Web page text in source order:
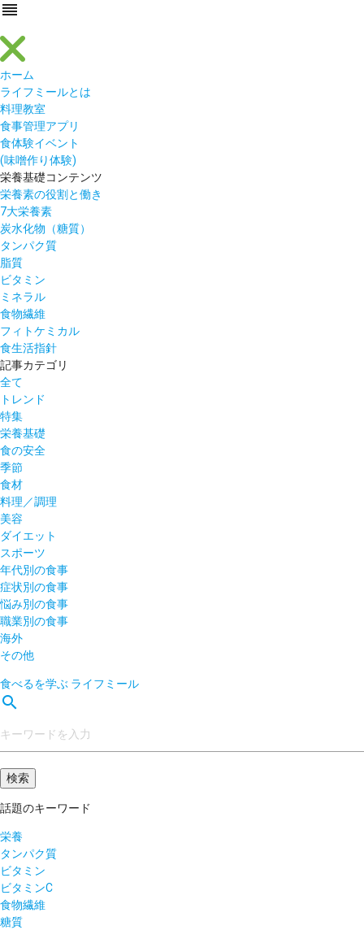
reorder
ホーム
ライフミールとは
料理教室
食事管理アプリ
食体験イベント
(味噌作り体験)
栄養基礎コンテンツ
栄養素の役割と働き
7大栄養素
炭水化物（糖質）
タンパク質
脂質
ビタミン
ミネラル
食物繊維
フィトケミカル
食生活指針
記事カテゴリ
全て
トレンド
特集
栄養基礎
食の安全
季節
食材
料理／調理
美容
ダイエット
スポーツ
年代別の食事
症状別の食事
悩み別の食事
職業別の食事
海外
その他
食べるを学ぶ ライフミール
search
話題のキーワード
栄養
タンパク質
ビタミン
ビタミンC
食物繊維
糖質